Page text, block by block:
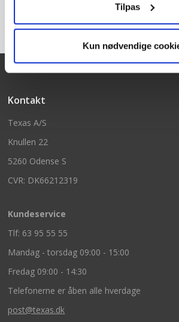
Tilpas
Kun nødvendige
Kontakt
Texas A/S
Knullen 22
5260 Odense S
CVR: DK66212319
Kundeservice
Tlf: 63 95 55 55
Mandag - torsdag 09:00 - 15:00
Fredag 09:00 - 14:30
Telefonerne er åben alle hverdage
post@texas.dk